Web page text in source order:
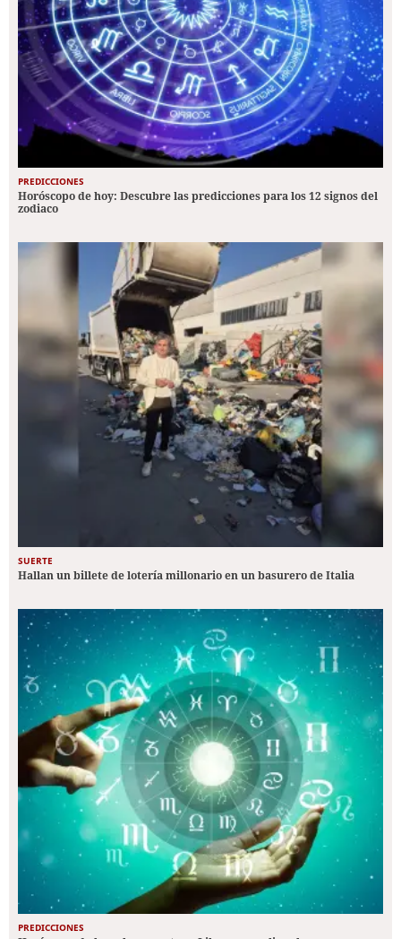
PREDICCIONES
Horóscopo de hoy: Descubre las predicciones para los 12 signos del
zodiaco
SUERTE
Hallan un billete de lotería millonario en un basurero de Italia
PREDICCIONES